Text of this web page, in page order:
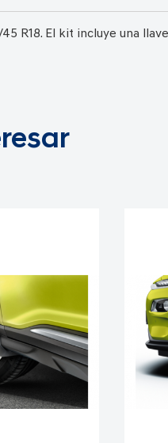
R18. El kit incluye una